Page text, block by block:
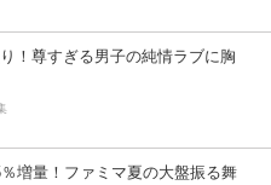
！尊すぎる男子の純情ラブに胸
増量！ファミマ夏の大盤振る舞